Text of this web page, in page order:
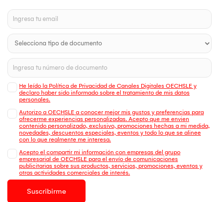
He leído la Política de Privacidad de Canales Digitales OECHSLE y
declaro haber sido informado sobre el tratamiento de mis datos
personales.
Autorizo a OECHSLE a conocer mejor mis gustos y preferencias para
ofrecerme experiencias personalizadas. Acepto que me envien
contenido personalizado, exclusivo, promociones hechas a mi medida,
novedades, descuentos especiales, eventos y todo lo que se alinee
con lo que realmente me interesa.
Acepto el compartir mi información con empresas del grupo
empresarial de OECHSLE para el envío de comunicaciones
publicitarias sobre sus productos, servicios, promociones, eventos y
otras actividades comerciales de interés.
Suscribirme